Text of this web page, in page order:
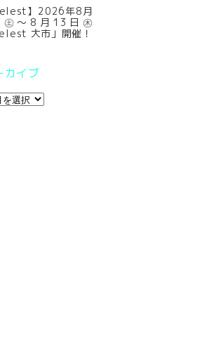
】2026年8月
㊏～8月13日㊍
大市」開催！
カイブ